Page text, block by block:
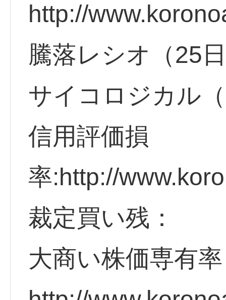
http://
騰落レシオ（25
サイコロジカル
信用評価損
率:http://
裁定買い残：
大商い株価専有